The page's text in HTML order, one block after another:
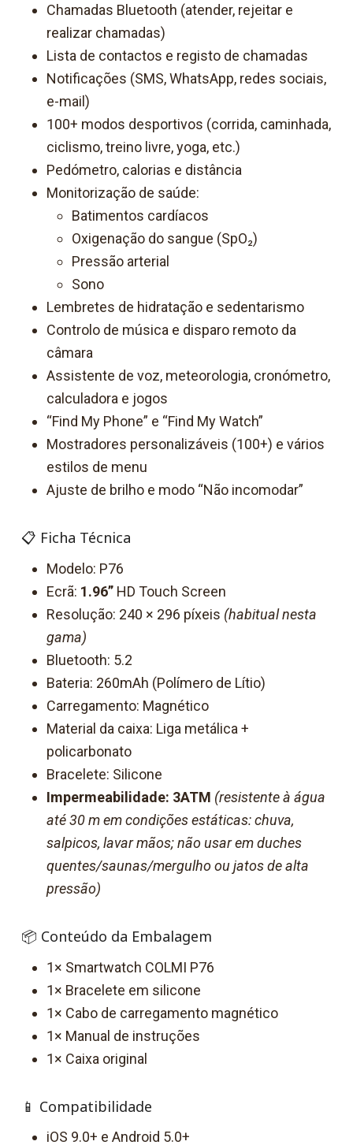
Chamadas Bluetooth (atender, rejeitar e
realizar chamadas)
Lista de contactos e registo de chamadas
Notificações (SMS, WhatsApp, redes sociais,
e-mail)
100+ modos desportivos (corrida, caminhada,
ciclismo, treino livre, yoga, etc.)
Pedómetro, calorias e distância
Monitorização de saúde:
Batimentos cardíacos
Oxigenação do sangue (SpO₂)
Pressão arterial
Sono
Lembretes de hidratação e sedentarismo
Controlo de música e disparo remoto da
câmara
Assistente de voz, meteorologia, cronómetro,
calculadora e jogos
“Find My Phone” e “Find My Watch”
Mostradores personalizáveis (100+) e vários
estilos de menu
Ajuste de brilho e modo “Não incomodar”
📋 Ficha Técnica
Modelo: P76
Ecrã: 1.96” HD Touch Screen
Resolução: 240 × 296 píxeis (habitual nesta
gama)
Bluetooth: 5.2
Bateria: 260mAh (Polímero de Lítio)
Carregamento: Magnético
Material da caixa: Liga metálica +
policarbonato
Bracelete: Silicone
Impermeabilidade: 3ATM (resistente à água
até 30 m em condições estáticas: chuva,
salpicos, lavar mãos; não usar em duches
quentes/saunas/mergulho ou jatos de alta
pressão)
📦 Conteúdo da Embalagem
1× Smartwatch COLMI P76
1× Bracelete em silicone
1× Cabo de carregamento magnético
1× Manual de instruções
1× Caixa original
📱 Compatibilidade
iOS 9.0+ e Android 5.0+